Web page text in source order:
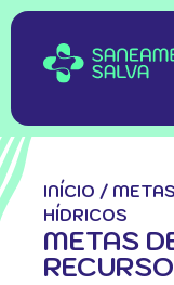
INÍCIO /
HÍDRICOS
METAS